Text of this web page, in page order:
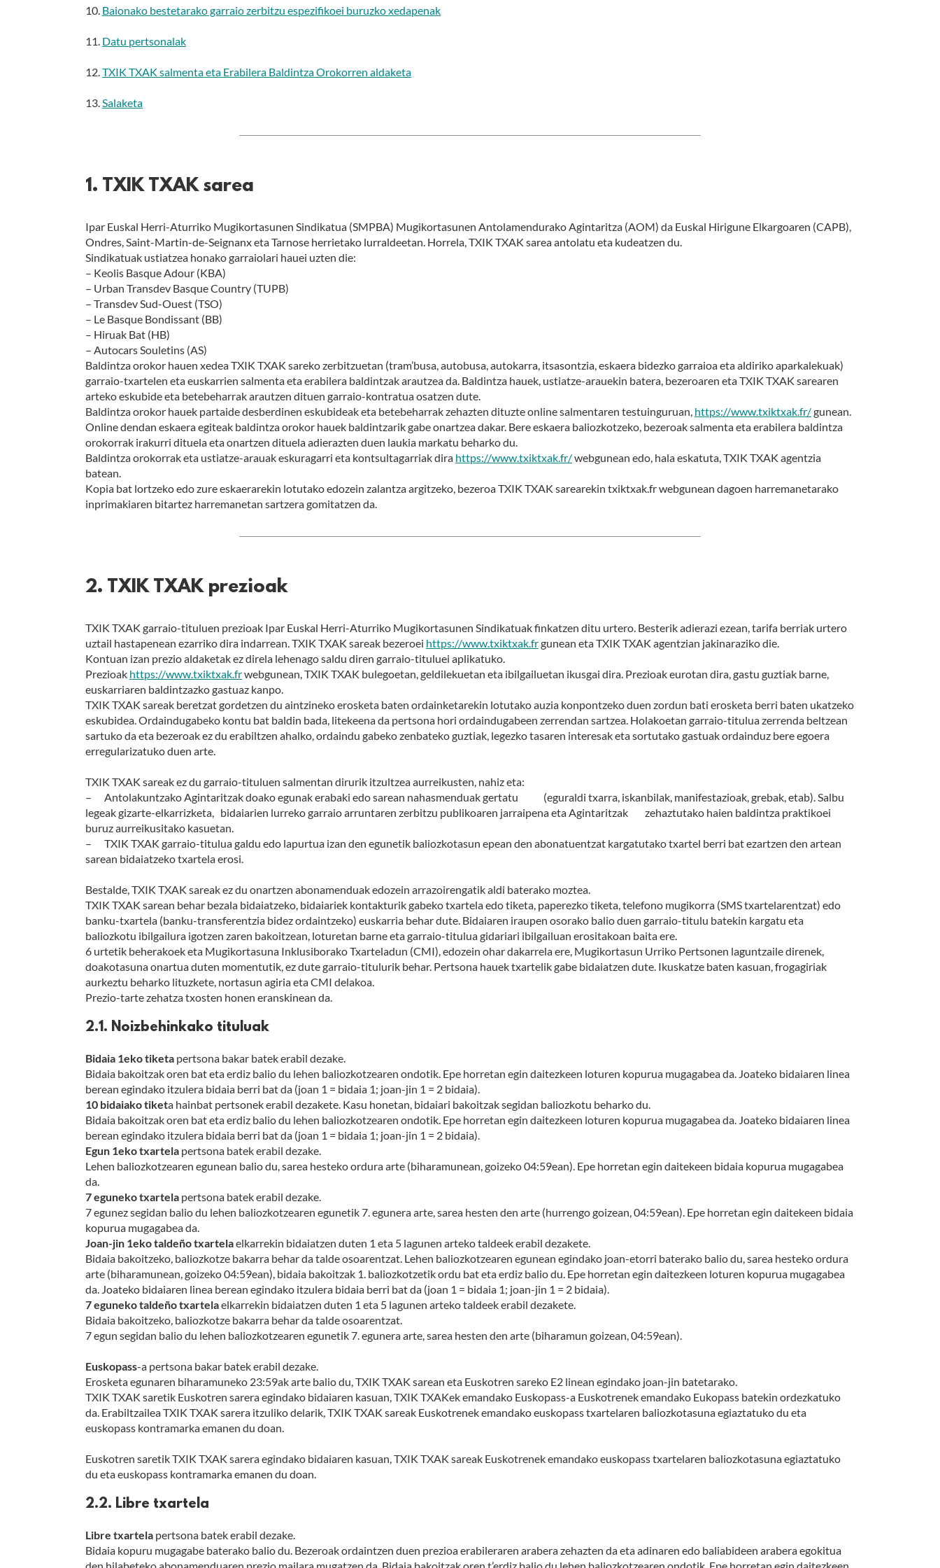
10. Baionako bestetarako garraio zerbitzu espezifikoei buruzko xedapenak
11. Datu pertsonalak
12.TXIK TXAK salmenta eta Erabilera Baldintza Orokorren aldaketa
13.Salaketa
1. TXIK TXAK sarea
Ipar Euskal Herri-Aturriko Mugikortasunen Sindikatua (SMPBA) Mugikortasunen Antolamendurako Agintaritza (AOM) da Euskal Hirigune Elkargoaren (CAPB),
Ondres, Saint-Martin-de-Seignanx eta Tarnose herrietako lurraldeetan. Horrela, TXIK TXAK sarea antolatu eta kudeatzen du.
Sindikatuak ustiatzea honako garraiolari hauei uzten die:
– Keolis Basque Adour (KBA)
– Urban Transdev Basque Country (TUPB)
– Transdev Sud-Ouest (TSO)
– Le Basque Bondissant (BB)
– Hiruak Bat (HB)
– Autocars Souletins (AS)
Baldintza orokor hauen xedea TXIK TXAK sareko zerbitzuetan (tram’busa, autobusa, autokarra, itsasontzia, eskaera bidezko garraioa eta aldiriko aparkalekuak)
garraio-txartelen eta euskarrien salmenta eta erabilera baldintzak arautzea da. Baldintza hauek, ustiatze-arauekin batera, bezeroaren eta TXIK TXAK sarearen
arteko eskubide eta betebeharrak arautzen dituen garraio-kontratua osatzen dute.
Baldintza orokor hauek partaide desberdinen eskubideak eta betebeharrak zehazten dituzte online salmentaren testuinguruan, https://www.txiktxak.fr/gunean.
Online dendan eskaera egiteak baldintza orokor hauek baldintzarik gabe onartzea dakar. Bere eskaera baliozkotzeko, bezeroak salmenta eta erabilera baldintza
orokorrak irakurri dituela eta onartzen dituela adierazten duen laukia markatu beharko du.
Baldintza orokorrak eta ustiatze-arauak eskuragarri eta kontsultagarriak dira https://www.txiktxak.fr/webgunean edo, hala eskatuta, TXIK TXAK agentzia
batean.
Kopia bat lortzeko edo zure eskaerarekin lotutako edozein zalantza argitzeko, bezeroa TXIK TXAK sarearekin txiktxak.fr webgunean dagoen harremanetarako
inprimakiaren bitartez harremanetan sartzera gomitatzen da.
2. TXIK TXAK prezioak
TXIK TXAK garraio-tituluen prezioak Ipar Euskal Herri-Aturriko Mugikortasunen Sindikatuak finkatzen ditu urtero. Besterik adierazi ezean, tarifa berriak urtero
uztail hastapenean ezarriko dira indarrean. TXIK TXAK sareak bezeroei https://www.txiktxak.frgunean eta TXIK TXAK agentzian jakinaraziko die.
Kontuan izan prezio aldaketak ez direla lehenago saldu diren garraio-tituluei aplikatuko.
Prezioak https://www.txiktxak.frwebgunean, TXIK TXAK bulegoetan, geldilekuetan eta ibilgailuetan ikusgai dira. Prezioak eurotan dira, gastu guztiak barne,
euskarriaren baldintzazko gastuaz kanpo.
TXIK TXAK sareak beretzat gordetzen du aintzineko erosketa baten ordainketarekin lotutako auzia konpontzeko duen zordun bati erosketa berri baten ukatzeko
eskubidea. Ordaindugabeko kontu bat baldin bada, litekeena da pertsona hori ordaindugabeen zerrendan sartzea. Holakoetan garraio-titulua zerrenda beltzean
sartuko da eta bezeroak ez du erabiltzen ahalko, ordaindu gabeko zenbateko guztiak, legezko tasaren interesak eta sortutako gastuak ordainduz bere egoera
erregularizatuko duen arte.
TXIK TXAK sareak ez du garraio-tituluen salmentan dirurik itzultzea aurreikusten, nahiz eta:
– Antolakuntzako Agintaritzak doako egunak erabaki edo sarean nahasmenduak gertatu (eguraldi txarra, iskanbilak, manifestazioak, grebak, etab). Salbu
legeak gizarte-elkarrizketa, bidaiarien lurreko garraio arruntaren zerbitzu publikoaren jarraipena eta Agintaritzak zehaztutako haien baldintza praktikoei
buruz aurreikusitako kasuetan.
– TXIK TXAK garraio-titulua galdu edo lapurtua izan den egunetik baliozkotasun epean den abonatuentzat kargatutako txartel berri bat ezartzen den artean
sarean bidaiatzeko txartela erosi.
Bestalde, TXIK TXAK sareak ez du onartzen abonamenduak edozein arrazoirengatik aldi baterako moztea.
TXIK TXAK sarean behar bezala bidaiatzeko, bidaiariek kontakturik gabeko txartela edo tiketa, paperezko tiketa, telefono mugikorra (SMS txartelarentzat) edo
banku-txartela (banku-transferentzia bidez ordaintzeko) euskarria behar dute. Bidaiaren iraupen osorako balio duen garraio-titulu batekin kargatu eta
baliozkotu ibilgailura igotzen zaren bakoitzean, loturetan barne eta garraio-titulua gidariari ibilgailuan erositakoan baita ere.
6 urtetik beherakoek eta Mugikortasuna Inklusiborako Txarteladun (CMI), edozein ohar dakarrela ere, Mugikortasun Urriko Pertsonen laguntzaile direnek,
doakotasuna onartua duten momentutik, ez dute garraio-titulurik behar. Pertsona hauek txartelik gabe bidaiatzen dute. Ikuskatze baten kasuan, frogagiriak
aurkeztu beharko lituzkete, nortasun agiria eta CMI delakoa.
Prezio-tarte zehatza txosten honen eranskinean da.
2.1. Noizbehinkako tituluak
Bidaia 1eko tiketa pertsona bakar batek erabil dezake.
Bidaia bakoitzak oren bat eta erdiz balio du lehen baliozkotzearen ondotik. Epe horretan egin daitezkeen loturen kopurua mugagabea da. Joateko bidaiaren linea
berean egindako itzulera bidaia berri bat da (joan 1 = bidaia 1; joan-jin 1 = 2 bidaia).
10 bidaiako tiketa hainbat pertsonek erabil dezakete. Kasu honetan, bidaiari bakoitzak segidan baliozkotu beharko du.
Bidaia bakoitzak oren bat eta erdiz balio du lehen baliozkotzearen ondotik. Epe horretan egin daitezkeen loturen kopurua mugagabea da. Joateko bidaiaren linea
berean egindako itzulera bidaia berri bat da (joan 1 = bidaia 1; joan-jin 1 = 2 bidaia).
Egun 1eko txartela pertsona batek erabil dezake.
Lehen baliozkotzearen egunean balio du, sarea hesteko ordura arte (biharamunean, goizeko 04:59ean). Epe horretan egin daitekeen bidaia kopurua mugagabea
da.
7 eguneko txartela pertsona batek erabil dezake.
7 egunez segidan balio du lehen baliozkotzearen egunetik 7. egunera arte, sarea hesten den arte (hurrengo goizean, 04:59ean). Epe horretan egin daitekeen bidaia
kopurua mugagabea da.
Joan-jin 1eko taldeño txartelaelkarrekin bidaiatzen duten 1 eta 5 lagunen arteko taldeek erabil dezakete.
Bidaia bakoitzeko, baliozkotze bakarra behar da talde osoarentzat. Lehen baliozkotzearen egunean egindako joan-etorri baterako balio du, sarea hesteko ordura
arte (biharamunean, goizeko 04:59ean), bidaia bakoitzak 1. baliozkotzetik ordu bat eta erdiz balio du. Epe horretan egin daitezkeen loturen kopurua mugagabea
da. Joateko bidaiaren linea berean egindako itzulera bidaia berri bat da (joan 1 = bidaia 1; joan-jin 1 = 2 bidaia).
7 eguneko taldeño txartelaelkarrekin bidaiatzen duten 1 eta 5 lagunen arteko taldeek erabil dezakete.
Bidaia bakoitzeko, baliozkotze bakarra behar da talde osoarentzat.
7 egun segidan balio du lehen baliozkotzearen egunetik 7. egunera arte, sarea hesten den arte (biharamun goizean, 04:59ean).
Euskopass-a pertsona bakar batek erabil dezake.
Erosketa egunaren biharamuneko 23:59ak arte balio du, TXIK TXAK sarean eta Euskotren sareko E2 linean egindako joan-jin batetarako.
TXIK TXAK saretik Euskotren sarera egindako bidaiaren kasuan, TXIK TXAKek emandako Euskopass-a Euskotrenek emandako Eukopass batekin ordezkatuko
da. Erabiltzailea TXIK TXAK sarera itzuliko delarik, TXIK TXAK sareak Euskotrenek emandako euskopass txartelaren baliozkotasuna egiaztatuko du eta
euskopass kontramarka emanen du doan.
Euskotren saretik TXIK TXAK sarera egindako bidaiaren kasuan, TXIK TXAK sareak Euskotrenek emandako euskopass txartelaren baliozkotasuna egiaztatuko
du eta euskopass kontramarka emanen du doan.
2.2. Libre txartela
Libre txartela pertsona batek erabil dezake.
Bidaia kopuru mugagabe baterako balio du. Bezeroak ordaintzen duen prezioa erabileraren arabera zehazten da eta adinaren edo baliabideen arabera egokitua